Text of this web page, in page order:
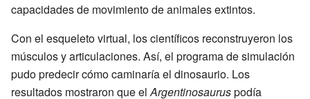
capacidades de movimiento de animales extintos.
Con el esqueleto virtual, los científicos reconstruyeron los
músculos y articulaciones. Así, el programa de simulación
pudo predecir cómo caminaría el dinosaurio. Los
resultados mostraron que elArgentinosauruspodía